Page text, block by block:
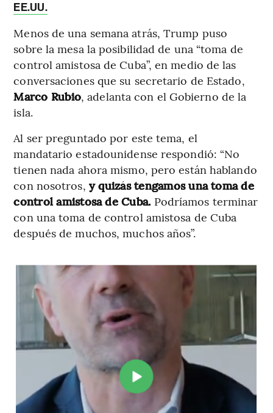
EE.UU.
Menos de una semana atrás, Trump puso
sobre la mesa la posibilidad de una “toma de
control amistosa de Cuba”, en medio de las
conversaciones que su secretario de Estado,
Marco Rubio, adelanta con el Gobierno de la
isla.
Al ser preguntado por este tema, el
mandatario estadounidense respondió: “No
tienen nada ahora mismo, pero están hablando
con nosotros, y quizás tengamos una toma de
control amistosa de Cuba. Podríamos terminar
con una toma de control amistosa de Cuba
después de muchos, muchos años”.